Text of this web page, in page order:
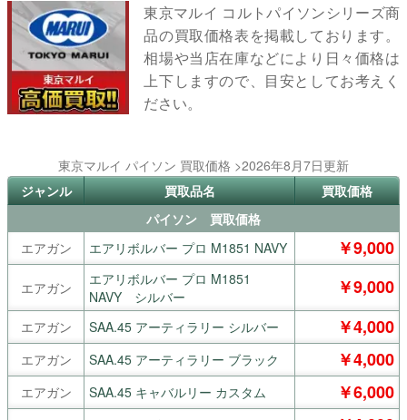
東京マルイ コルトパイソンシリーズ商
品の買取価格表を掲載しております。
相場や当店在庫などにより日々価格は
上下しますので、目安としてお考えく
ださい。
東京マルイ パイソン 買取価格 >2026年8月7日更新
ジャンル
買取品名
買取価格
パイソン 買取価格
エアガン
エアリボルバー プロ M1851 NAVY ￥9,000
エアガン
エアリボルバー プロ M1851
NAVY シルバー
￥9,000
エアガン SAA.45 アーティラリー シルバー ￥4,000
エアガン SAA.45 アーティラリー ブラック ￥4,000
エアガン SAA.45 キャバルリー カスタム ￥6,000